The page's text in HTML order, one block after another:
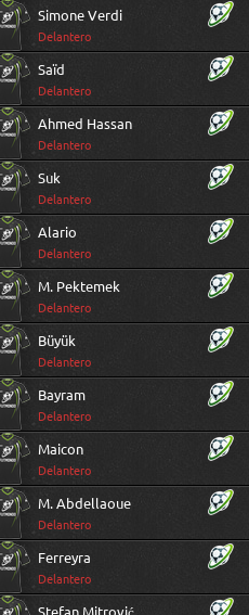
Simone Verdi
Delantero
Saïd
Delantero
Ahmed Hassan
Delantero
Suk
Delantero
Alario
Delantero
M. Pektemek
Delantero
Büyük
Delantero
Bayram
Delantero
Maicon
Delantero
M. Abdellaoue
Delantero
Ferreyra
Delantero
Stefan Mitrović